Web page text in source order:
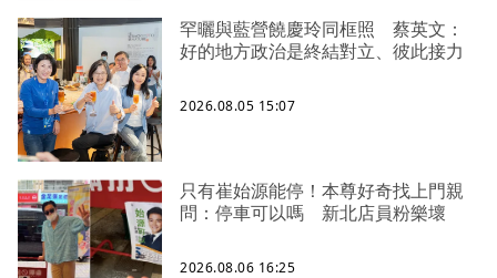
罕曬與藍營饒慶玲同框照 蔡英文：
好的地方政治是終結對立、彼此接力
2026.08.05 15:07
只有崔始源能停！本尊好奇找上門親
問：停車可以嗎 新北店員粉樂壞
2026.08.06 16:25